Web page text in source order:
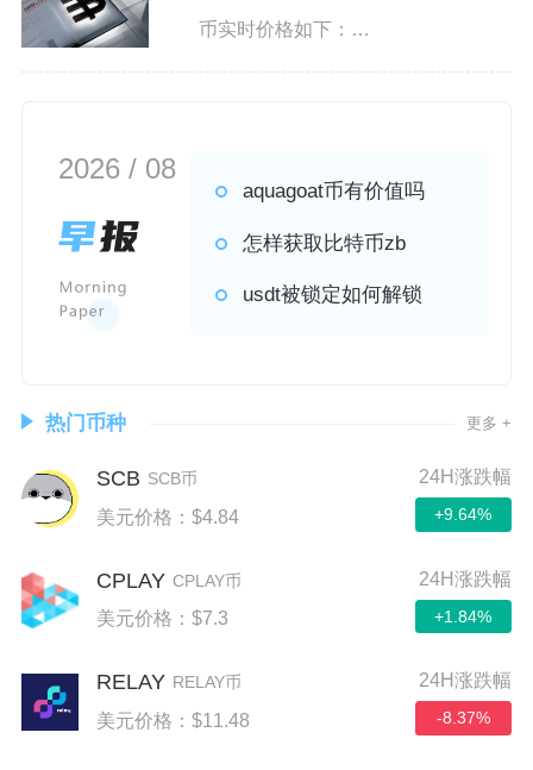
币实时价格如下：
Portal（PORTAL）报价$
2026 / 08
aquagoat币有价值吗
怎样获取比特币zb
usdt被锁定如何解锁
热门币种 更多 +
SCB SCB币
美元价格：$4.84
24H涨跌幅
+9.64%
CPLAY CPLAY币
美元价格：$7.3
24H涨跌幅
+1.84%
RELAY RELAY币
美元价格：$11.48
24H涨跌幅
-8.37%